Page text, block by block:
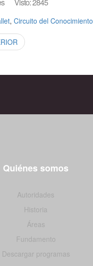
Visto: 2845
, Circuito del Conocimiento
Quiénes somos
Autoridades
Historia
Áreas
Fundamento
Descargar programas